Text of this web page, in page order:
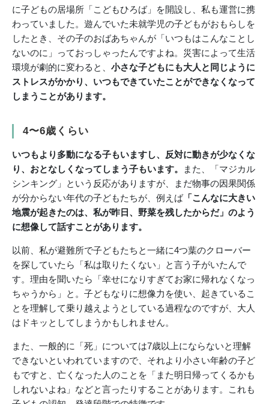
に子どもの居場所「こどもひろば」を開設し、私も運営に携
わっていました。遊んでいた未就学児の子どもがおもらしを
したとき、その子のおばあちゃんが「いつもはこんなことし
ないのに」っておっしゃったんですよね。災害によって生活
環境が劇的に変わると、 小さな子どもにも大人と同じように
ストレスがかかり、いつもできていたことができなくなって
しまうことがあります。
4〜6歳くらい
いつもより多動になる子もいますし、反対に動きが少なくな
り、おとなしくなってしまう子もいます。
また、「マジカル
シンキング」という反応がありますが、まだ物事の因果関係
が分からない年代の子どもたちが、例えば「こんなに大きい
地震が起きたのは、私が昨日、野菜を残したからだ」のよう
に想像して話すことがあります。
以前、私が避難所で子どもたちと一緒に4つ葉のクローバー
を探していたら「私は取りたくない」と言う子がいたんで
す。理由を聞いたら「幸せになりすぎてお家に帰れなくなっ
ちゃうから」と。子どもなりに想像力を使い、起きているこ
とを理解して乗り越えようとしている過程なのですが、大人
はドキッとしてしまうかもしれません。
また、一般的に「死」については7歳以上にならないと理解
できないといわれていますので、それより小さい年齢の子ど
もですと、亡くなった人のことを「また明日帰ってくるかも
しれないよね」などと言ったりすることがあります。これも